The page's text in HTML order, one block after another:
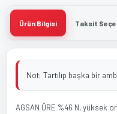
Ürün Bilgisi Taksit
Not: Tartılıp başka bir
AGSAN ÜRE %46 N, yüksek